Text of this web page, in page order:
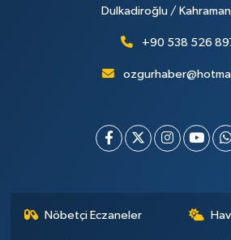
Dulkadiroğlu /
+90 538 526
Nöbetçi Eczaneler